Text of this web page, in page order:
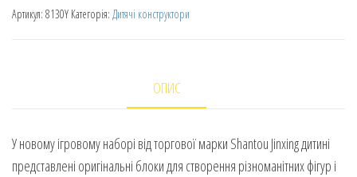
Артикул: 8130Y Категорія: Дитячі конструктори
ОПИС
У новому ігровому наборі від торгової марки Shantou Jinxing дитині
представлені оригінальні блоки для створення різноманітних фігур і